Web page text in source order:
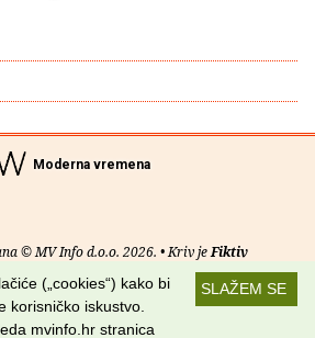
Moderna vremena
© MV Info d.o.o. 2026. • Kriv jeFiktiv
• Uvjeti korištenja•RSS kanaliSLAŽEM SE
(„cookies“) kako bi
korisničko iskustvo.
mvinfo.hr stranica